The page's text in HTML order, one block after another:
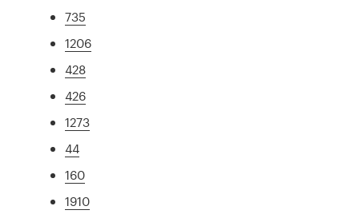
735
1206
428
426
1273
44
160
1910